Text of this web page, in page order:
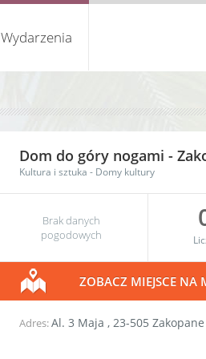
Wydarzenia
Dom do góry nogami -
Kultura i sztuka - Domy kultury
Brak danych
pogodowych
ZOBACZ MIEJSCE NA
Adres:Al. 3 Maja , 23-505 Zakopane